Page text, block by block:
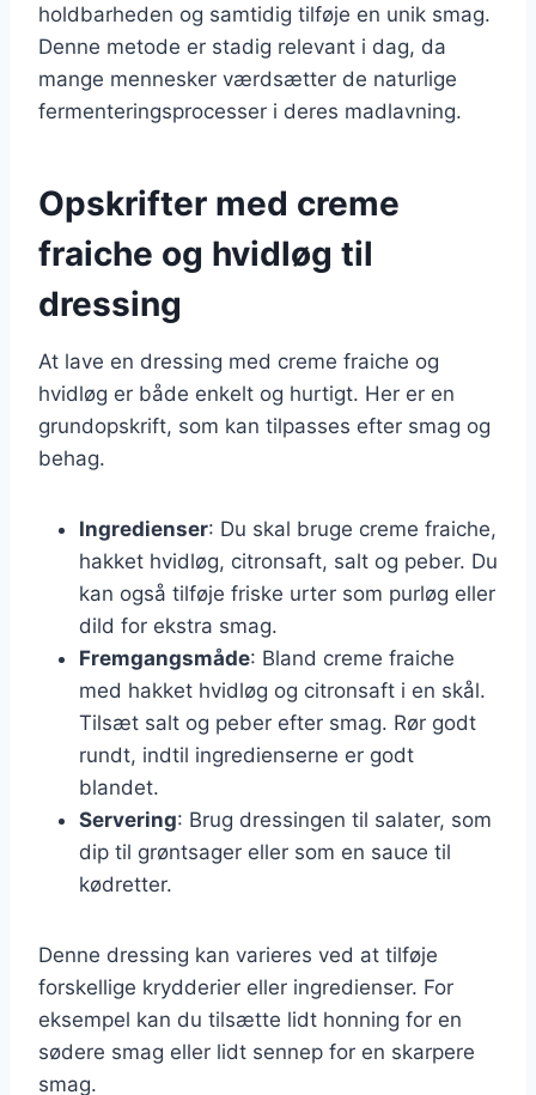
holdbarheden og samtidig tilføje en unik smag.
Denne metode er stadig relevant i dag, da
mange mennesker værdsætter de naturlige
fermenteringsprocesser i deres madlavning.
Opskrifter med creme
fraiche og hvidløg til
dressing
At lave en dressing med creme fraiche og
hvidløg er både enkelt og hurtigt. Her er en
grundopskrift, som kan tilpasses efter smag og
behag.
Ingredienser: Du skal bruge creme fraiche,
hakket hvidløg, citronsaft, salt og peber. Du
kan også tilføje friske urter som purløg eller
dild for ekstra smag.
Fremgangsmåde: Bland creme fraiche
med hakket hvidløg og citronsaft i en skål.
Tilsæt salt og peber efter smag. Rør godt
rundt, indtil ingredienserne er godt
blandet.
Servering: Brug dressingen til salater, som
dip til grøntsager eller som en sauce til
kødretter.
Denne dressing kan varieres ved at tilføje
forskellige krydderier eller ingredienser. For
eksempel kan du tilsætte lidt honning for en
sødere smag eller lidt sennep for en skarpere
smag.